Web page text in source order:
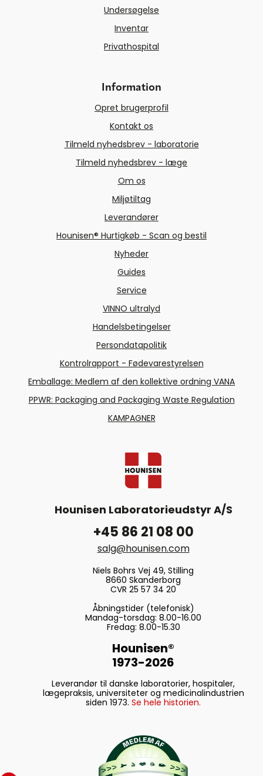
Undersøgelse
Inventar
Privathospital
Information
Opret brugerprofil
Kontakt os
Tilmeld nyhedsbrev - laboratorie
Tilmeld nyhedsbrev - læge
Om os
Miljøtiltag
Leverandører
Hounisen® Hurtigkøb - Scan og bestil
Nyheder
Guides
Service
VINNO ultralyd
Handelsbetingelser
Persondatapolitik
Kontrolrapport - Fødevarestyrelsen
Emballage: Medlem af den kollektive ordning VANA
PPWR: Packaging and Packaging Waste Regulation
KAMPAGNER
Hounisen Laboratorieudstyr A/S
+45 86 21 08 00
salg@hounisen.com
Niels Bohrs Vej 49, Stilling
8660 Skanderborg
CVR 25 57 34 20
Åbningstider (telefonisk)
Mandag-torsdag: 8.00-16.00
Fredag: 8.00-15.30
Hounisen®
1973-2026
Leverandør til danske laboratorier, hospitaler,
lægepraksis, universiteter og medicinalindustrien
siden 1973. Se hele historien.